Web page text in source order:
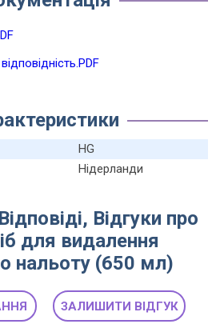
HG
Нідерланди
Відгуки про
для видалення
нальоту (650 мл)
ЗАЛИШИТИ ВІДГУК